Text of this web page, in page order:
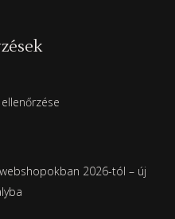
2026-tól – új